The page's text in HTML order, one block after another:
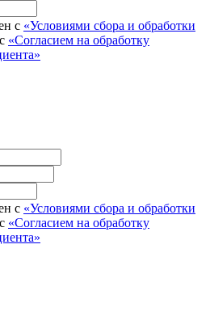
с «Условиями сбора и обработки
«Согласием на обработку
с «Условиями сбора и обработки
«Согласием на обработку